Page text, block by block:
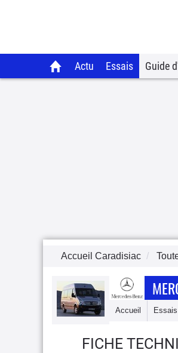
Actu Essais Guide
Accueil Caradisiac
Accueil Essais
FICHE